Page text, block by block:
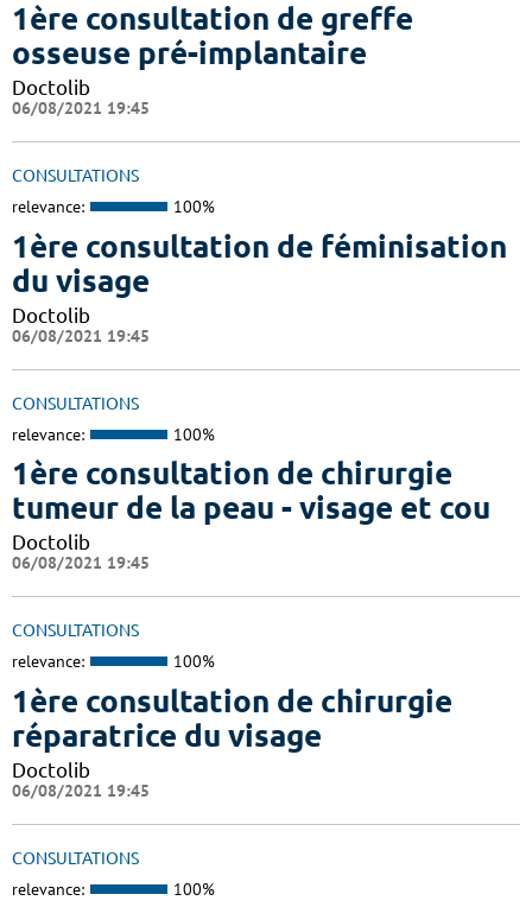
1ère consultation de greffe
osseuse pré-implantaire
Doctolib
06/08/2021 19:45
CONSULTATIONS
relevance: 100%
1ère consultation de féminisation
du visage
Doctolib
06/08/2021 19:45
CONSULTATIONS
relevance: 100%
1ère consultation de chirurgie
tumeur de la peau - visage et cou
Doctolib
06/08/2021 19:45
CONSULTATIONS
relevance: 100%
1ère consultation de chirurgie
réparatrice du visage
Doctolib
06/08/2021 19:45
CONSULTATIONS
relevance: 100%